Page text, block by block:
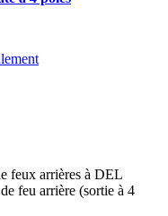
feux arrières à DEL
feu arrière (sortie à 4